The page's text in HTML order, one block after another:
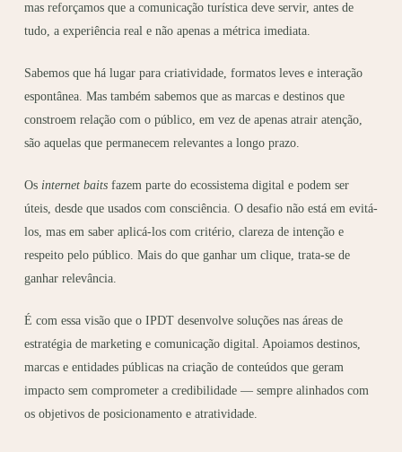
mas reforçamos que a comunicação turística deve servir, antes de
tudo, a experiência real e não apenas a métrica imediata.
Sabemos que há lugar para criatividade, formatos leves e interação
espontânea. Mas também sabemos que as marcas e destinos que
constroem relação com o público, em vez de apenas atrair atenção,
são aquelas que permanecem relevantes a longo prazo.
Os internet baitsfazem parte do ecossistema digital e podem ser
úteis, desde que usados com consciência. O desafio não está em evitá-
los, mas em saber aplicá-los com critério, clareza de intenção e
respeito pelo público. Mais do que ganhar um clique, trata-se de
ganhar relevância.
É com essa visão que o IPDT desenvolve soluções nas áreas de
estratégia de marketing e comunicação digital. Apoiamos destinos,
marcas e entidades públicas na criação de conteúdos que geram
impacto sem comprometer a credibilidade — sempre alinhados com
os objetivos de posicionamento e atratividade.